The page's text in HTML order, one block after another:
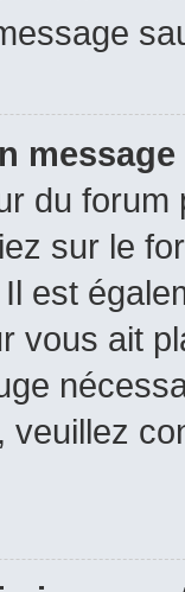
du
sur le
Il est
vous ait
veuillez